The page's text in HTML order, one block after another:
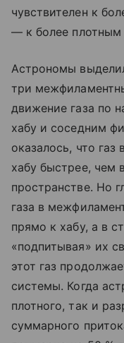
чувствителен к
— к более плотным
Астрономы
три
движение газа по
хабу и соседним
оказалось, что газ
хабу быстрее,
пространстве. Но
газа в
прямо к хабу, а в
«подпитывая» их
этот газ
системы. Когда
плотного, так и
суммарного